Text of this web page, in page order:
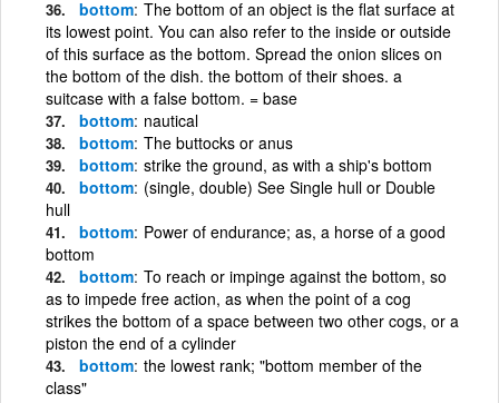
bottom The bottom of an object is the flat surface at
its lowest point. You can also refer to the inside or outside
of this surface as the bottom. Spread the onion slices on
the bottom of the dish. the bottom of their shoes. a
suitcase with a false bottom. = base
bottom nautical
bottom The buttocks or anus
bottom strike the ground, as with a ship's bottom
bottom (single, double) See Single hull or Double
hull
bottom Power of endurance; as, a horse of a good
bottom
bottom To reach or impinge against the bottom, so
as to impede free action, as when the point of a cog
strikes the bottom of a space between two other cogs, or a
piston the end of a cylinder
bottom the lowest rank; "bottom member of the
class"